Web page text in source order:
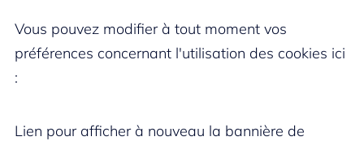
Vous pouvez modifier à tout moment vos
préférences concernant l'utilisation des cookies ici
:
Lien pour afficher à nouveau la bannière de